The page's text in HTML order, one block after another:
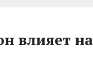
влияет на